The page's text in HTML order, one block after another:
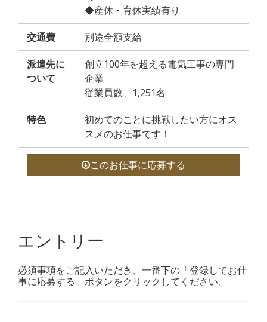
◆産休・育休実績有り
交通費 別途全額支給
派遣先に
ついて
創立100年を超える電気工事の専門
企業
従業員数、1,251名
特色
初めてのことに挑戦したい方にオス
スメのお仕事です！
このお仕事に応募する
エントリー
必須事項をご記入いただき、一番下の「登録してお仕
事に応募する」ボタンをクリックしてください。